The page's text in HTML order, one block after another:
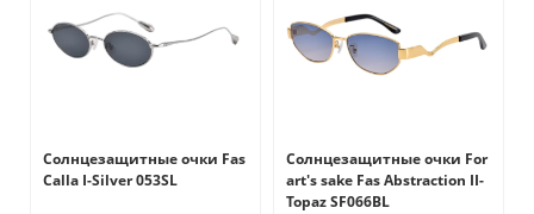
Солнцезащитные очки Fas
Calla I-Silver 053SL
Солнцезащитные очки For
art's sake Fas Abstraction II-
Topaz SF066BL